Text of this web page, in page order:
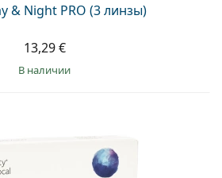
& Night PRO (3 линзы)
13,29 €
в наличии